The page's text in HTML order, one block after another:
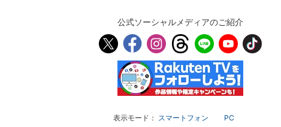
公式ソーシャルメディアのご紹介
表示モード： スマートフォン PC